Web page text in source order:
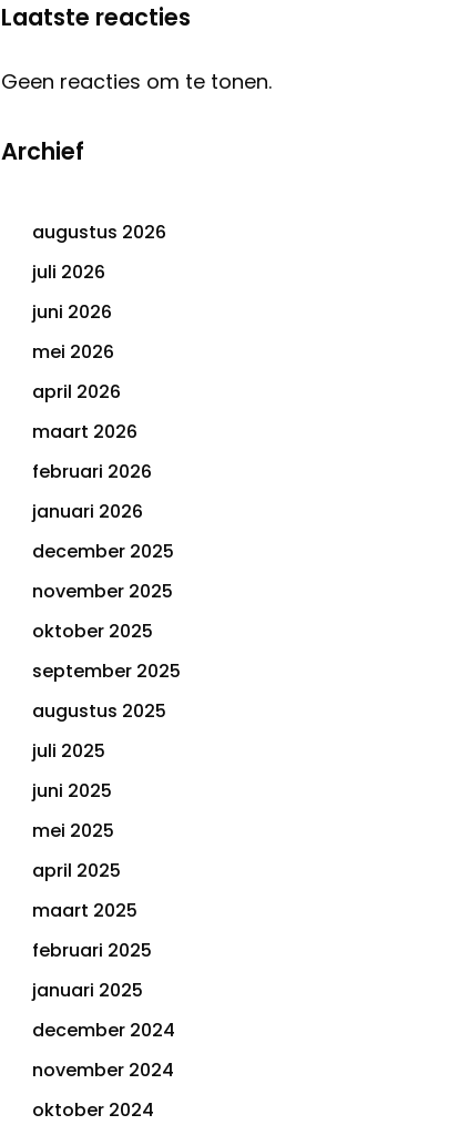
Laatste reacties
Geen reacties om te tonen.
Archief
augustus 2026
juli 2026
juni 2026
mei 2026
april 2026
maart 2026
februari 2026
januari 2026
december 2025
november 2025
oktober 2025
september 2025
augustus 2025
juli 2025
juni 2025
mei 2025
april 2025
maart 2025
februari 2025
januari 2025
december 2024
november 2024
oktober 2024